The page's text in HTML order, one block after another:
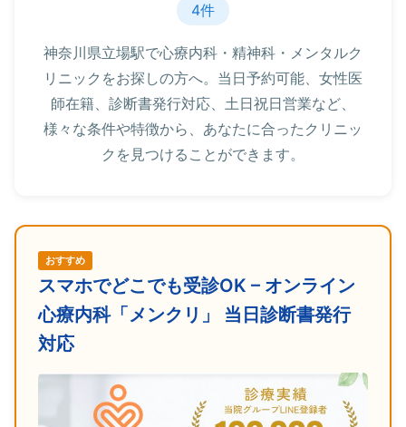
4件
神奈川県立場駅で心療内科・精神科・メンタルク
リニックをお探しの方へ。当日予約可能、女性医
師在籍、診断書発行対応、土日祝日営業など、
様々な条件や特徴から、あなたに合ったクリニッ
クを見つけることができます。
おすすめ
スマホでどこでも受診OK – オンライン
心療内科「メンクリ」 当日診断書発行
対応